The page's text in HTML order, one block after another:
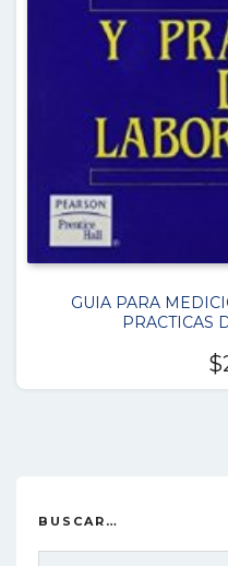
GUIA PARA
PRACTICAS
$
BUSCAR…